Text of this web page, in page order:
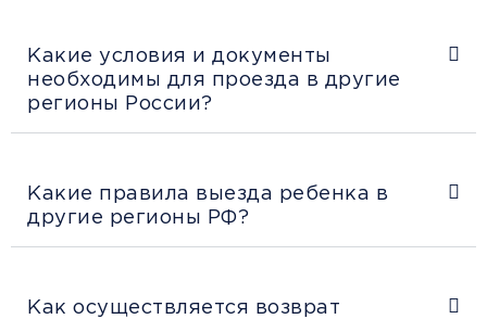
Какие условия и документы
необходимы для проезда в другие
регионы России?
Какие правила выезда ребенка в
другие регионы РФ?
Как осуществляется возврат